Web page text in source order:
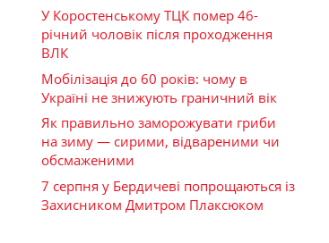
У Коростенському ТЦК помер 46-
річний чоловік після проходження
ВЛК
Мобілізація до 60 років: чому в
Україні не знижують граничний вік
Як правильно заморожувати гриби
на зиму — сирими, відвареними чи
обсмаженими
7 серпня у Бердичеві попрощаються із
Захисником Дмитром Плаксюком